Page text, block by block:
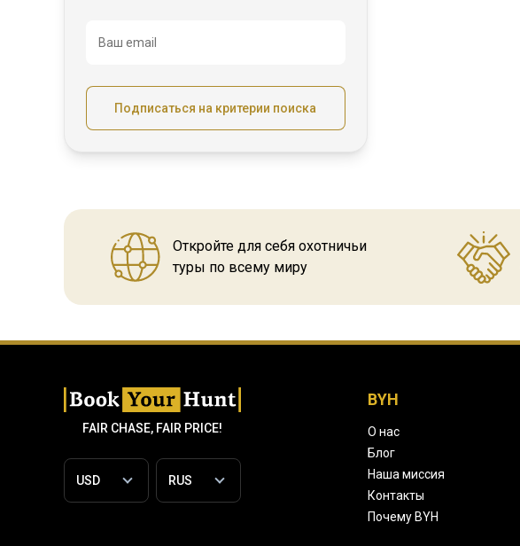
Ваш email
Подписаться на критерии поиска
Откройте для себя охотничьи
туры по всему миру
FAIR CHASE, FAIR PRICE!
BYH
О нас
Блог
Наша миссия
Контакты
Почему BYH